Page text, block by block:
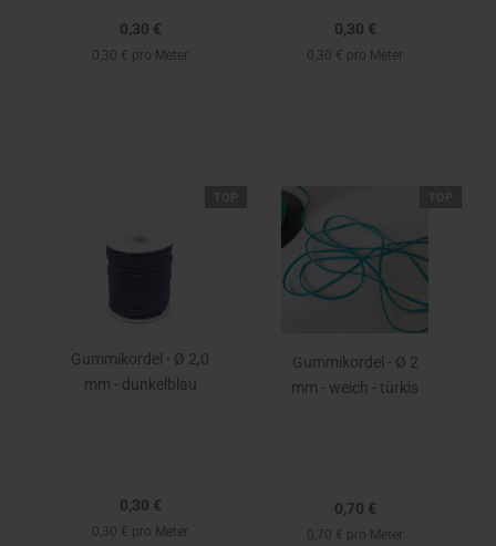
0,30 €
0,30 € pro Meter
0,30 €
0,30 € pro Meter
Gummikordel - Ø 2,0
mm - dunkelblau
0,30 €
0,30 € pro Meter
Gummikordel - Ø 2
mm - weich - türkis
0,70 €
0,70 € pro Meter